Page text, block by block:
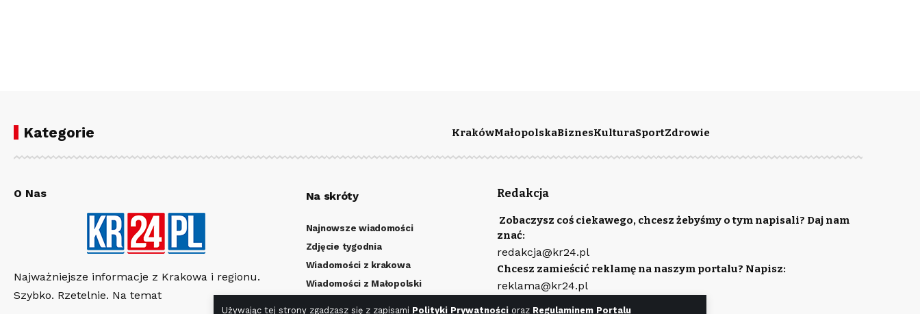
Używając tej strony zgadzasz się z zapisami Polityki Prywatności oraz Regulaminem Portalu
Kategorie KrakówMałopolskaBiznesKulturaSportZdrowie
O Nas
Najważniejsze informacje z Krakowa i regionu.
Szybko. Rzetelnie. Na temat
Na skróty
Najnowsze wiadomości
Zdjęcie tygodnia
Wiadomości z krakowa
Wiadomości z Małopolski
Redakcja
Zobaczysz coś ciekawego, chcesz żebyśmy o tym napisali? Daj nam
znać:
redakcja@kr24.pl
Chcesz zamieścić reklamę na naszym portalu? Napisz:
reklama@kr24.pl
Wydawcą portalu jest